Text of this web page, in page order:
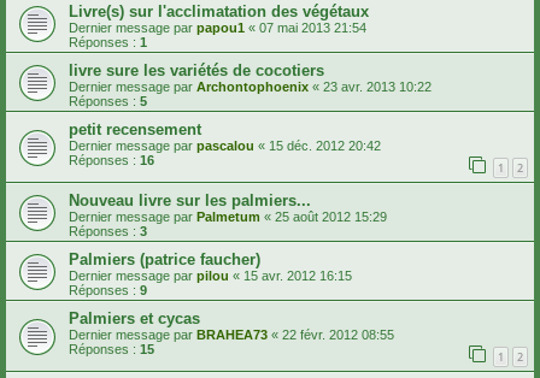
Livre(s) sur l'acclimatation des végétaux
Dernier message par papou1 « 07 mai 2013 21:54
Réponses : 1
livre sure les variétés de cocotiers
Dernier message par Archontophoenix « 23 avr. 2013 10:22
Réponses : 5
petit recensement
Dernier message par pascalou « 15 déc. 2012 20:42
Réponses : 16 1 2
Nouveau livre sur les palmiers...
Dernier message par Palmetum « 25 août 2012 15:29
Réponses : 3
Palmiers (patrice faucher)
Dernier message par pilou « 15 avr. 2012 16:15
Réponses : 9
Palmiers et cycas
Dernier message par BRAHEA73 « 22 févr. 2012 08:55
Réponses : 15 1 2